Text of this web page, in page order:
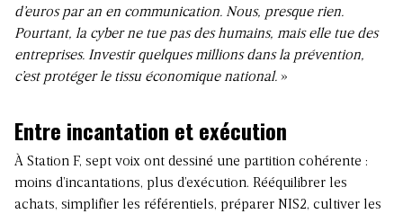
d’euros par an en communication. Nous, presque rien.
Pourtant, la cyber ne tue pas des humains, mais elle tue des
entreprises. Investir quelques millions dans la prévention,
c’est protéger le tissu économique national. »
Entre incantation et exécution
À Station F, sept voix ont dessiné une partition cohérente :
moins d’incantations, plus d’exécution. Rééquilibrer les
achats, simplifier les référentiels, préparer NIS2, cultiver les